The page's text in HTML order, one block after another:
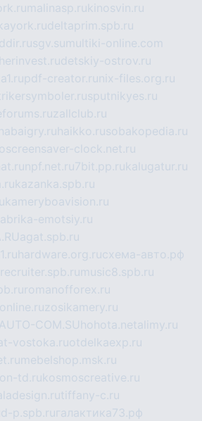
malinasp.rukinosvin.ru
deltaprim.spb.ru
sgv.su multiki-online.com
detskiy-ostrov.ru
pdf-creator.ru nix-files.org.ru
sputnikyes.ru
zallclub.ru
habaigry.ru haikko.rusobakopedia.ru
screensaver-clock.net.ru
npf.net.ru7bit.pp.rukalugatur.ru
kazanka.spb.ru
kameryboavision.ru
emotsiy.ru
agat.spb.ru
hardware.org.ruсхема-авто.рф
recruiter.spb.ru music8.spb.ru
romanofforex.ru
zosikamery.ru
AUTO-COM.SU hohota.netalimy.ru
vostoka.ruotdelkaexp.ru
mebelshop.msk.ru
td.rukosmoscreative.ru
tiffany-c.ru
d-p.spb.ru галактика73.рф